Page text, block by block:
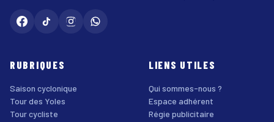
RUBRIQUES
Saison cyclonique
Tour des Yoles
Tour cycliste
LIENS UTILES
Qui sommes-nous ?
Espace adhérent
Régie publicitaire